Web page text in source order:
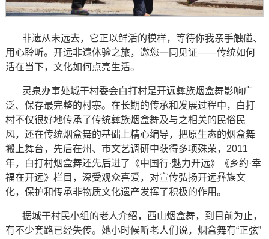
非遗从未远去，它正以鲜活的模样，等待你我亲手触碰、
用心聆听。开远非遗体验之旅，邀您一同见证——传统如何
活在当下，文化如何点亮生活。
灵泉办事处城干村委会白打村是开远彝族烟盒舞影响广
泛、保存最完整的村寨。在长期的传承和发展过程中，白打
村不仅很好地传承了传统彝族烟盒舞及与之相关的民俗民
风，还在传统烟盒舞的基础上精心编导，把原生态的烟盒舞
搬上舞台，先后在州、市文艺调研中获得多项殊荣，2011
年，白打村烟盒舞还先后进了《中国行·魅力开远》《乡约·幸
福在开远》栏目，深受观众喜爱，对宣传弘扬开远彝族文
化，保护和传承非物质文化遗产发挥了积极的作用。
据城干村民小组的老人介绍，西山烟盒舞，到目前为止，
有不少套路已经失传。她小时候听老人们说，烟盒舞有“正弦”